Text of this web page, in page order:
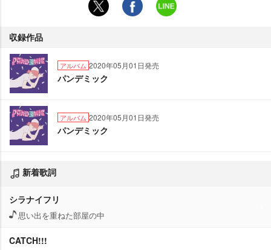
収録作品
アルバム 2020年05月01日発売
パンデミック
アルバム 2020年05月01日発売
パンデミック
新着歌詞
シラナイフリ
思い出を重ねた部屋の中
CATCH!!!